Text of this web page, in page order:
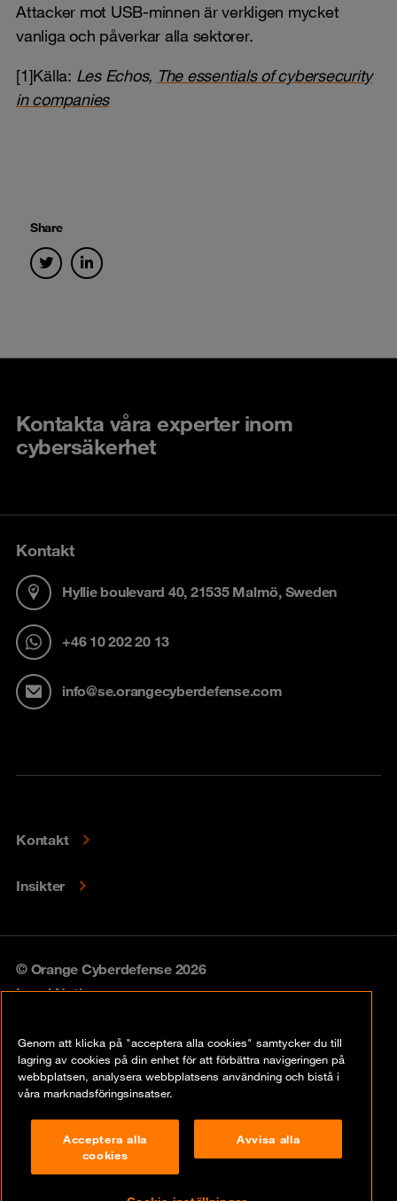
Attacker mot USB-minnen är verkligen mycket
vanliga och påverkar alla sektorer.
[1]Källa: Les Echos, The essentials of cybersecurity
in companies
Share
Kontakta våra experter inom
cybersäkerhet
Kontakt
Hyllie boulevard 40, 21535 Malmö, Sweden
+46 10 202 20 13
info@se.orangecyberdefense.com
Kontakt
Insikter
© Orange Cyberdefense 2026
Legal Notice
Vulnerability policy
Compliance
Genom att klicka på "acceptera alla cookies" samtycker du till
lagring av cookies på din enhet för att förbättra navigeringen på
webbplatsen, analysera webbplatsens användning och bistå i
våra marknadsföringsinsatser.
Acceptera alla
cookies
Avvisa alla